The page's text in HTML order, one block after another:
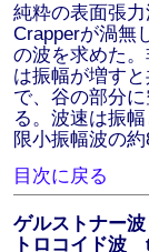
純粋の表面張
Crapperが渦無
の波を求めた
は振幅が増す
で、谷の部分
る。波速は振
限小振幅波の約
目次に戻る
ゲルストナー
トロコイド波